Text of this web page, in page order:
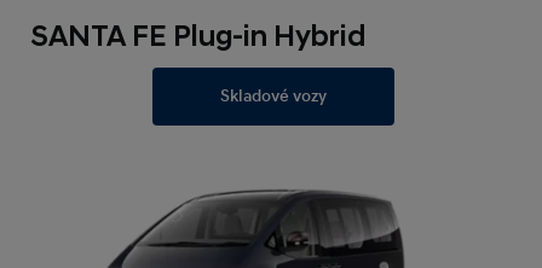
SANTA FE Plug-in Hybrid
Skladové vozy